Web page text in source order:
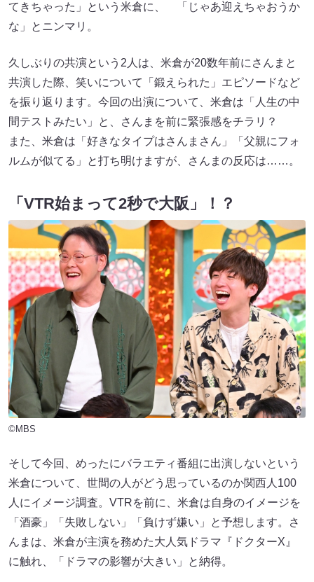
てきちゃった」という米倉に、 「じゃあ迎えちゃおうか
な」とニンマリ。
久しぶりの共演という2人は、米倉が20数年前にさんまと
共演した際、笑いについて「鍛えられた」エピソードなど
を振り返ります。今回の出演について、米倉は「人生の中
間テストみたい」と、さんまを前に緊張感をチラリ？
また、米倉は「好きなタイプはさんまさん」「父親にフォ
ルムが似てる」と打ち明けますが、さんまの反応は……。
「VTR始まって2秒で大阪」！？
©MBS
そして今回、めったにバラエティ番組に出演しないという
米倉について、世間の人がどう思っているのか関西人100
人にイメージ調査。VTRを前に、米倉は自身のイメージを
「酒豪」「失敗しない」「負けず嫌い」と予想します。さ
んまは、米倉が主演を務めた大人気ドラマ『ドクターX』
に触れ、「ドラマの影響が大きい」と納得。